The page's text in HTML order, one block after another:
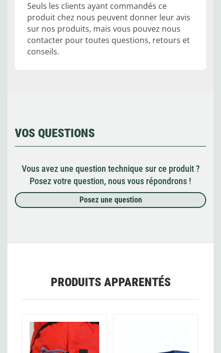
Seuls les clients ayant commandés ce
produit chez nous peuvent donner leur avis
sur nos produits, mais vous pouvez nous
contacter pour toutes questions, retours et
conseils.
VOS QUESTIONS
Vous avez une question technique sur ce produit ?
Posez votre question, nous vous répondrons !
Posez une question
PRODUITS APPARENTÉS